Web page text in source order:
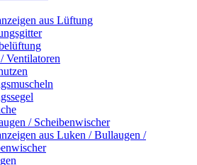
aus Lüftung
Ventilatoren
/ Scheibenwischer
aus Luken / Bullaugen /